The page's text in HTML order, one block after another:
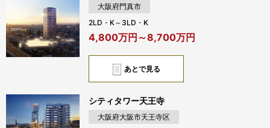
あとで見る
大阪府門真市
2LD・K～3LD・K
4,800万円～8,700万円
シティタワー天王寺
大阪府大阪市天王寺区